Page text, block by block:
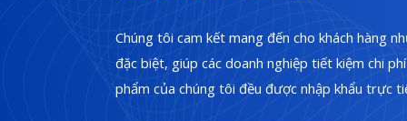
Chúng tôi cam kết mang đến cho khách hàng
đặc biệt, giúp các doanh nghiệp tiết kiệm chi
phẩm của chúng tôi đều được nhập khẩu trực